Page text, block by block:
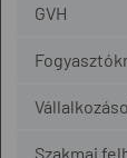
GVH
Szakmai